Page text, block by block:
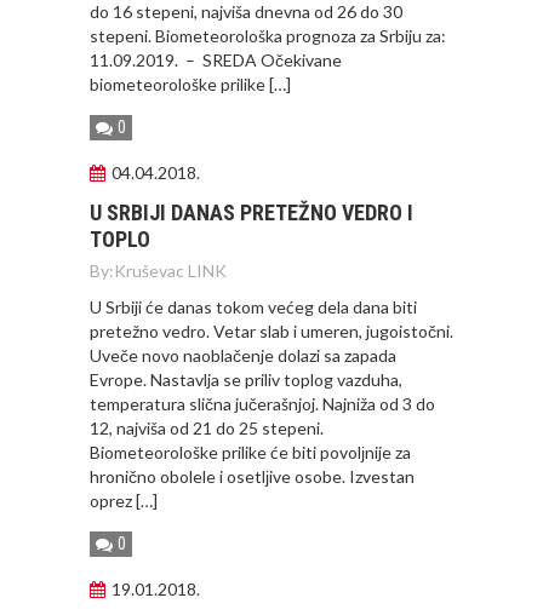
do 16 stepeni, najviša dnevna od 26 do 30
stepeni. Biometeorološka prognoza za Srbiju za:
11.09.2019. – SREDA Očekivane
biometeorološke prilike […]
0
04.04.2018.
U SRBIJI DANAS PRETEŽNO VEDRO I
TOPLO
By:Kruševac LINK
U Srbiji će danas tokom većeg dela dana biti
pretežno vedro. Vetar slab i umeren, jugoistočni.
Uveče novo naoblačenje dolazi sa zapada
Evrope. Nastavlja se priliv toplog vazduha,
temperatura slična jučerašnjoj. Najniža od 3 do
12, najviša od 21 do 25 stepeni.
Biometeorološke prilike će biti povolјnije za
hronično obolele i osetlјive osobe. Izvestan
oprez […]
0
19.01.2018.